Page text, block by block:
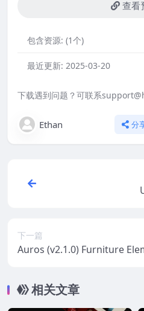
查看
包含资源: (1个)
最近更新: 2025-03-20
下载遇到问题？可联系
Ethan 分
下一篇
Auros (v2.1.0) Furniture
相关文章